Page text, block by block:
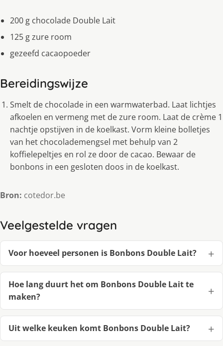
200 g chocolade Double Lait
125 g zure room
gezeefd cacaopoeder
Bereidingswijze
Smelt de chocolade in een warmwaterbad. Laat lichtjes
afkoelen en vermeng met de zure room. Laat de crème 1
nachtje opstijven in de koelkast. Vorm kleine bolletjes
van het chocolademengsel met behulp van 2
koffielepeltjes en rol ze door de cacao. Bewaar de
bonbons in een gesloten doos in de koelkast.
Bron: cotedor.be
Veelgestelde vragen
Voor hoeveel personen is Bonbons Double Lait?
Hoe lang duurt het om Bonbons Double Lait te
maken?
Uit welke keuken komt Bonbons Double Lait?